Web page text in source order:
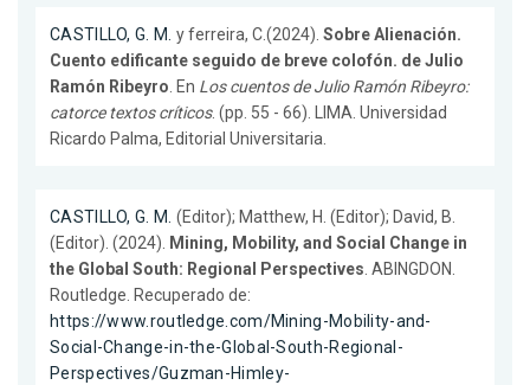
CASTILLO, G. M. y ferreira, C.(2024). Sobre Alienación.
Cuento edificante seguido de breve colofón. de Julio
Ramón Ribeyro. En Los cuentos de Julio Ramón Ribeyro:
catorce textos críticos. (pp. 55 - 66). LIMA. Universidad
Ricardo Palma, Editorial Universitaria.
CASTILLO, G. M. (Editor); Matthew, H. (Editor); David, B.
(Editor). (2024). Mining, Mobility, and Social Change in
the Global South: Regional Perspectives. ABINGDON.
Routledge. Recuperado de:
https://www.routledge.com/Mining-Mobility-and-
Social-Change-in-the-Global-South-Regional-
Perspectives/Guzman-Himley-